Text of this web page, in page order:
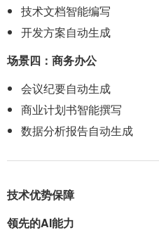
技术文档智能编写
开发方案自动生成
场景四：商务办公
会议纪要自动生成
商业计划书智能撰写
数据分析报告自动生成
技术优势保障
领先的AI能力